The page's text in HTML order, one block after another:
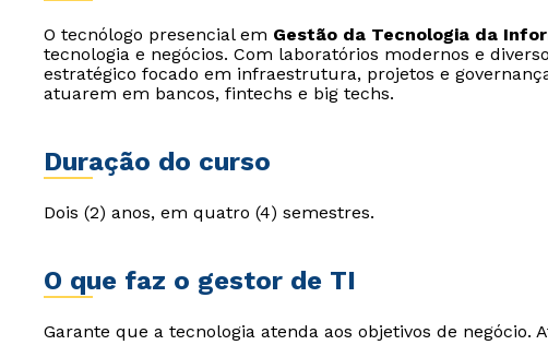
O tecnólogo presencial em Gestão da Tecnologia da
tecnologia e negócios. Com laboratórios modernos e
estratégico focado em infraestrutura, projetos e
atuarem em bancos, fintechs e big techs.
Duração do curso
Dois (2) anos, em quatro (4) semestres.
O que faz o gestor de TI
Garante que a tecnologia atenda aos objetivos de negócio.